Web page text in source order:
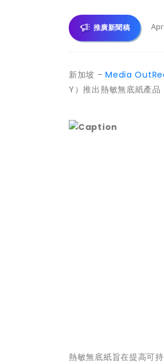
推廣新聞稿
新加坡 -Media
Y）推出熱敏無底紙產品
熱敏無底紙旨在提高可